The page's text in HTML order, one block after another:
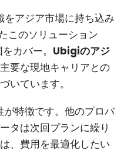
アジア市場に持ち込み
このソリューション
カバー。 Ubigiのアジ
要な現地キャリアとの
いています。
特徴です。他のプロバ
タは次回プランに繰り
、費用を最適化したい